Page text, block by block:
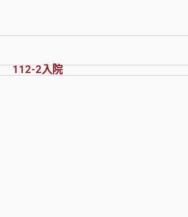
112-2入院